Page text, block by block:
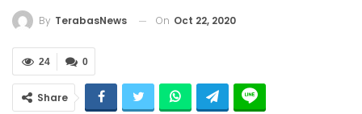
By TerabasNews On Oct 22, 2020
0
24
Share